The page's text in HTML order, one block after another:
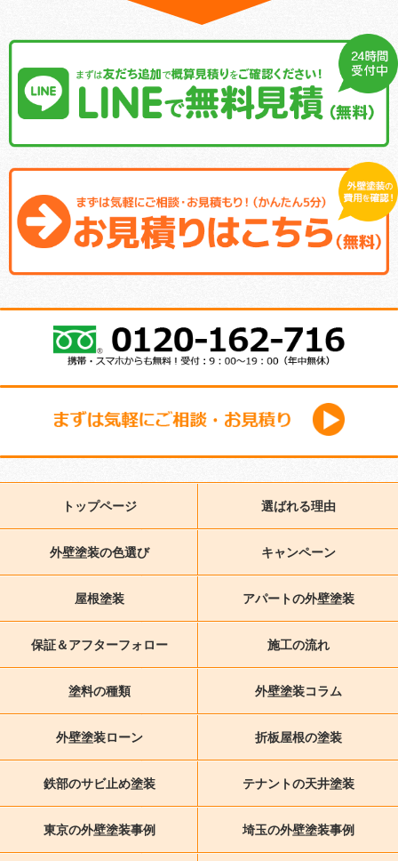
トップページ 選ばれる理由
外壁塗装の色選び キャンペーン
屋根塗装 アパートの外壁塗装
保証＆アフターフォロー 施工の流れ
塗料の種類 外壁塗装コラム
外壁塗装ローン 折板屋根の塗装
鉄部のサビ止め塗装 テナントの天井塗装
東京の外壁塗装事例 埼玉の外壁塗装事例